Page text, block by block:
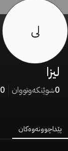
لی
لیزا
0شوێنکەوتووان 0
پێداچوونەوەکان